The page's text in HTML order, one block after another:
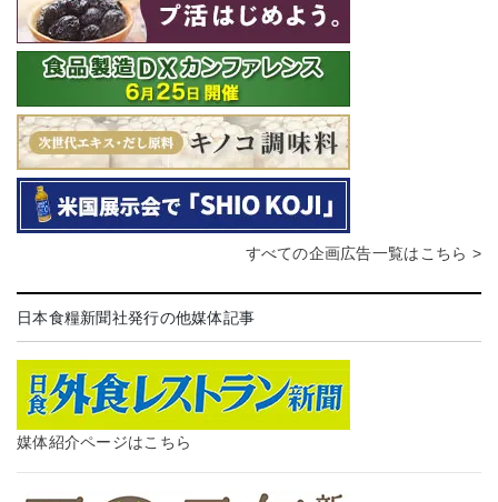
すべての企画広告一覧はこちら >
日本食糧新聞社発行の他媒体記事
媒体紹介ページはこちら